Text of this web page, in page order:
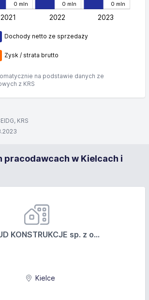
0 mln 0 mln 0 mln
L
2021 2022 2023
Dochody netto ze sprzedaży
Zysk / strata brutto
na podstawie danych ze
z KRS
KRS
pracodawcach w Kielcach i
KONSTRUKCJE sp. z o...
Kielce